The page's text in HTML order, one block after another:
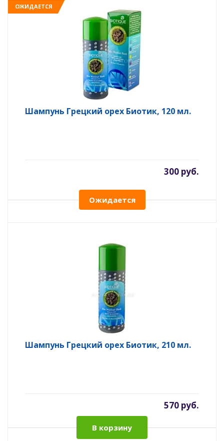
ОЖИДАЕТСЯ
Шампунь Грецкий орех Биотик, 120 мл.
300 руб.
Ожидается
Шампунь Грецкий орех Биотик, 210 мл.
570 руб.
В корзину